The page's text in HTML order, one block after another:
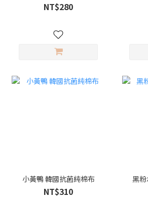
NT$280
小黃鴨 韓國抗菌純棉布
NT$310
黑